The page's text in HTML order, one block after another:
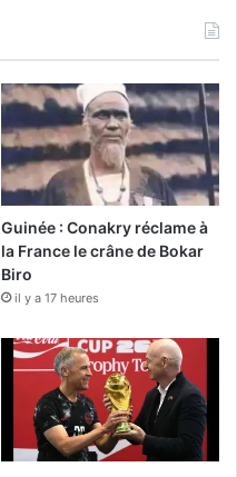
Guinée : Conakry réclame à
la France le crâne de Bokar
Biro
il y a 17 heures